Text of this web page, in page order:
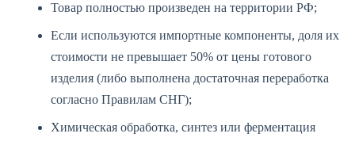
Товар полностью произведен на территории РФ;
Если используются импортные компоненты, доля их
стоимости не превышает 50% от цены готового
изделия (либо выполнена достаточная переработка
согласно Правилам СНГ);
Химическая обработка, синтез или ферментация